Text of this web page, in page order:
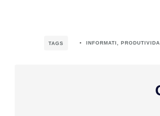
TAGS INFORMATI ,